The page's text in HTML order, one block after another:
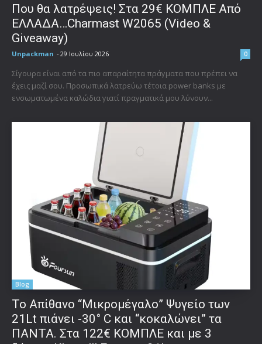
Που θα λατρέψεις! Στα 29€ ΚΟΜΠΛΕ Από
ΕΛΛΑΔΑ…Charmast W2065 (Video &
Giveaway)
Unpackman - 29 Ιουλίου 2026 0
Σίγουρα είναι από τα πιο απαραίτητα πράγματα που πρέπει να
έχεις μαζί σου. Προσωπικά λατρεύω τέτοια power banks με
ενσωματωμένα καλώδια γιατί πραγματικά μου λύνουν...
Blog
Το Απίθανο “Μικρομέγαλο” Ψυγείο των
21Lt πιάνει -30° C και “κοκαλώνει” τα
ΠΑΝΤΑ. Στα 122€ ΚΟΜΠΛΕ και με 3